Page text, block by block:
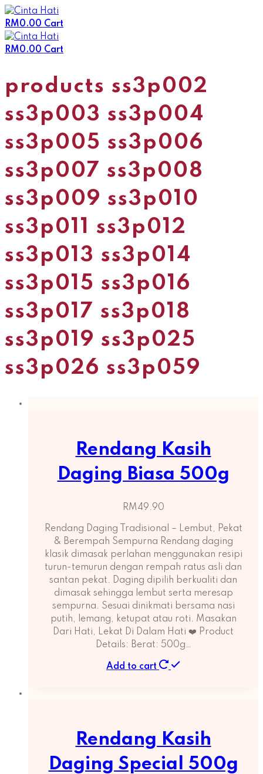
Skip
to
content
RM0.00 Cart
RM0.00 Cart
products ss3p002
ss3p003 ss3p004
ss3p005 ss3p006
ss3p007 ss3p008
ss3p009 ss3p010
ss3p011 ss3p012
ss3p013 ss3p014
ss3p015 ss3p016
ss3p017 ss3p018
ss3p019 ss3p025
ss3p026 ss3p059
Rendang Kasih
Daging Biasa 500g
RM49.90
Rendang Daging Tradisional – Lembut, Pekat
& Berempah Sempurna Rendang daging
klasik dimasak perlahan menggunakan resipi
turun-temurun dengan rempah ratus asli dan
santan pekat. Daging dipilih berkualiti dan
dimasak sehingga lembut serta meresap
sempurna. Sesuai dinikmati bersama nasi
putih, lemang, ketupat atau roti. Masakan
Dari Hati, Lekat Di Dalam Hati ❤️ Product
Details: Berat: 500g…
Add to cart
Rendang Kasih
Daging Special 500g